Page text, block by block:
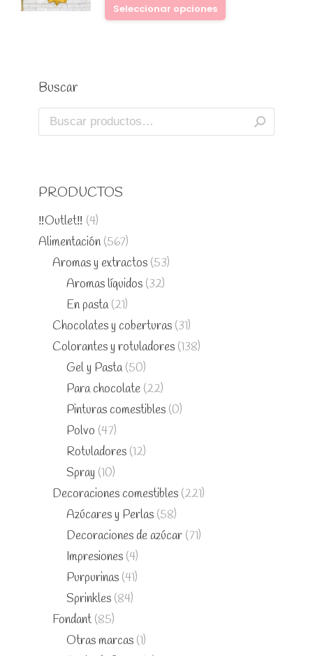
Seleccionar opciones
Buscar
PRODUCTOS
‼️Outlet‼️ (4)
Alimentación (567)
Aromas y extractos (53)
Aromas líquidos (32)
En pasta (21)
Chocolates y coberturas (31)
Colorantes y rotuladores (138)
Gel y Pasta (50)
Para chocolate (22)
Pinturas comestibles (0)
Polvo (47)
Rotuladores (12)
Spray (10)
Decoraciones comestibles (221)
Azúcares y Perlas (58)
Decoraciones de azúcar (71)
Impresiones (4)
Purpurinas (41)
Sprinkles (84)
Fondant (85)
Otras marcas (1)